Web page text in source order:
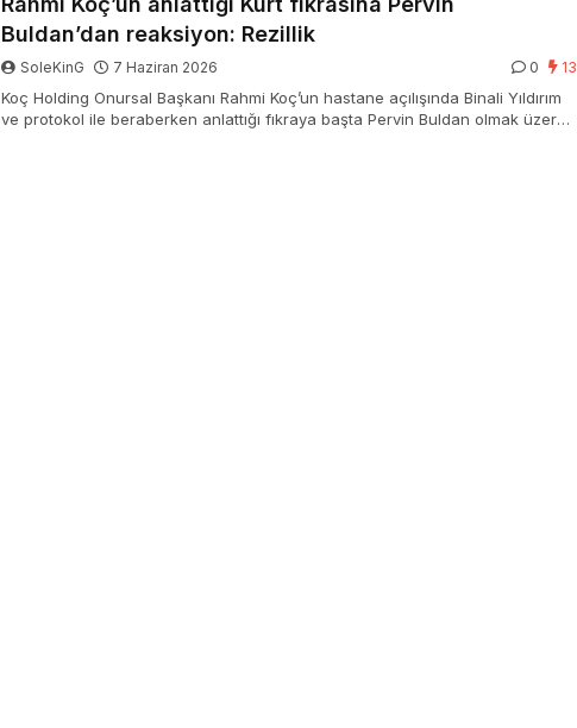
Buldan’dan reaksiyon: Rezillik
SoleKinG 7 Haziran 2026 0 13
Koç Holding Onursal Başkanı Rahmi Koç’un hastane açılışında Binali Yıldırım
ve protokol ile beraberken anlattığı fıkraya başta Pervin Buldan olmak üzere